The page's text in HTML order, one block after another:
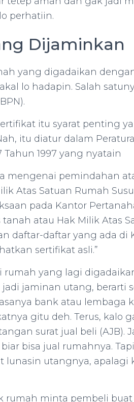
perhatiin.
Dijaminkan
yang digadaikan
lo hadapin. Salah
itu syarat penting
itu diatur dalam
Tahun 1997 yang nyatain
mengenai pemindahan
Atas Satuan Rumah
pada Kantor
atau Hak Milik Atas
daftar-daftar yang ada di
sertifikat asli.”
rumah yang lagi
jaminan utang, berarti
bank atau lembaga
gitu deh. Terus, kalo
surat jual beli (AJB).
bisa jual rumahnya.
utangnya, apalagi
rumah minta pembeli